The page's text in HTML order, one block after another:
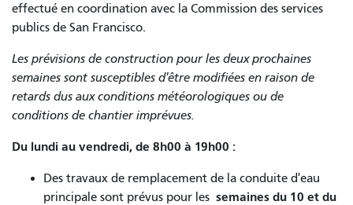
effectué en coordination avec la Commission des services
publics de San Francisco.
Les prévisions de construction pour les deux prochaines
semaines sont susceptibles d'être modifiées en raison de
retards dus aux conditions météorologiques ou de
conditions de chantier imprévues.
Du lundi au vendredi, de 8h00 à 19h00 :
Des travaux de remplacement de la conduite d'eau
principale sont prévus pour les semaines du 10 et du